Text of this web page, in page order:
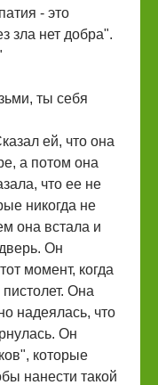
- это
зла нет добра".
ты себя
ей, что она
а потом она
что ее не
никогда не
она встала и
Он
момент, когда
Она
надеялась, что
Он
которые
нанести такой